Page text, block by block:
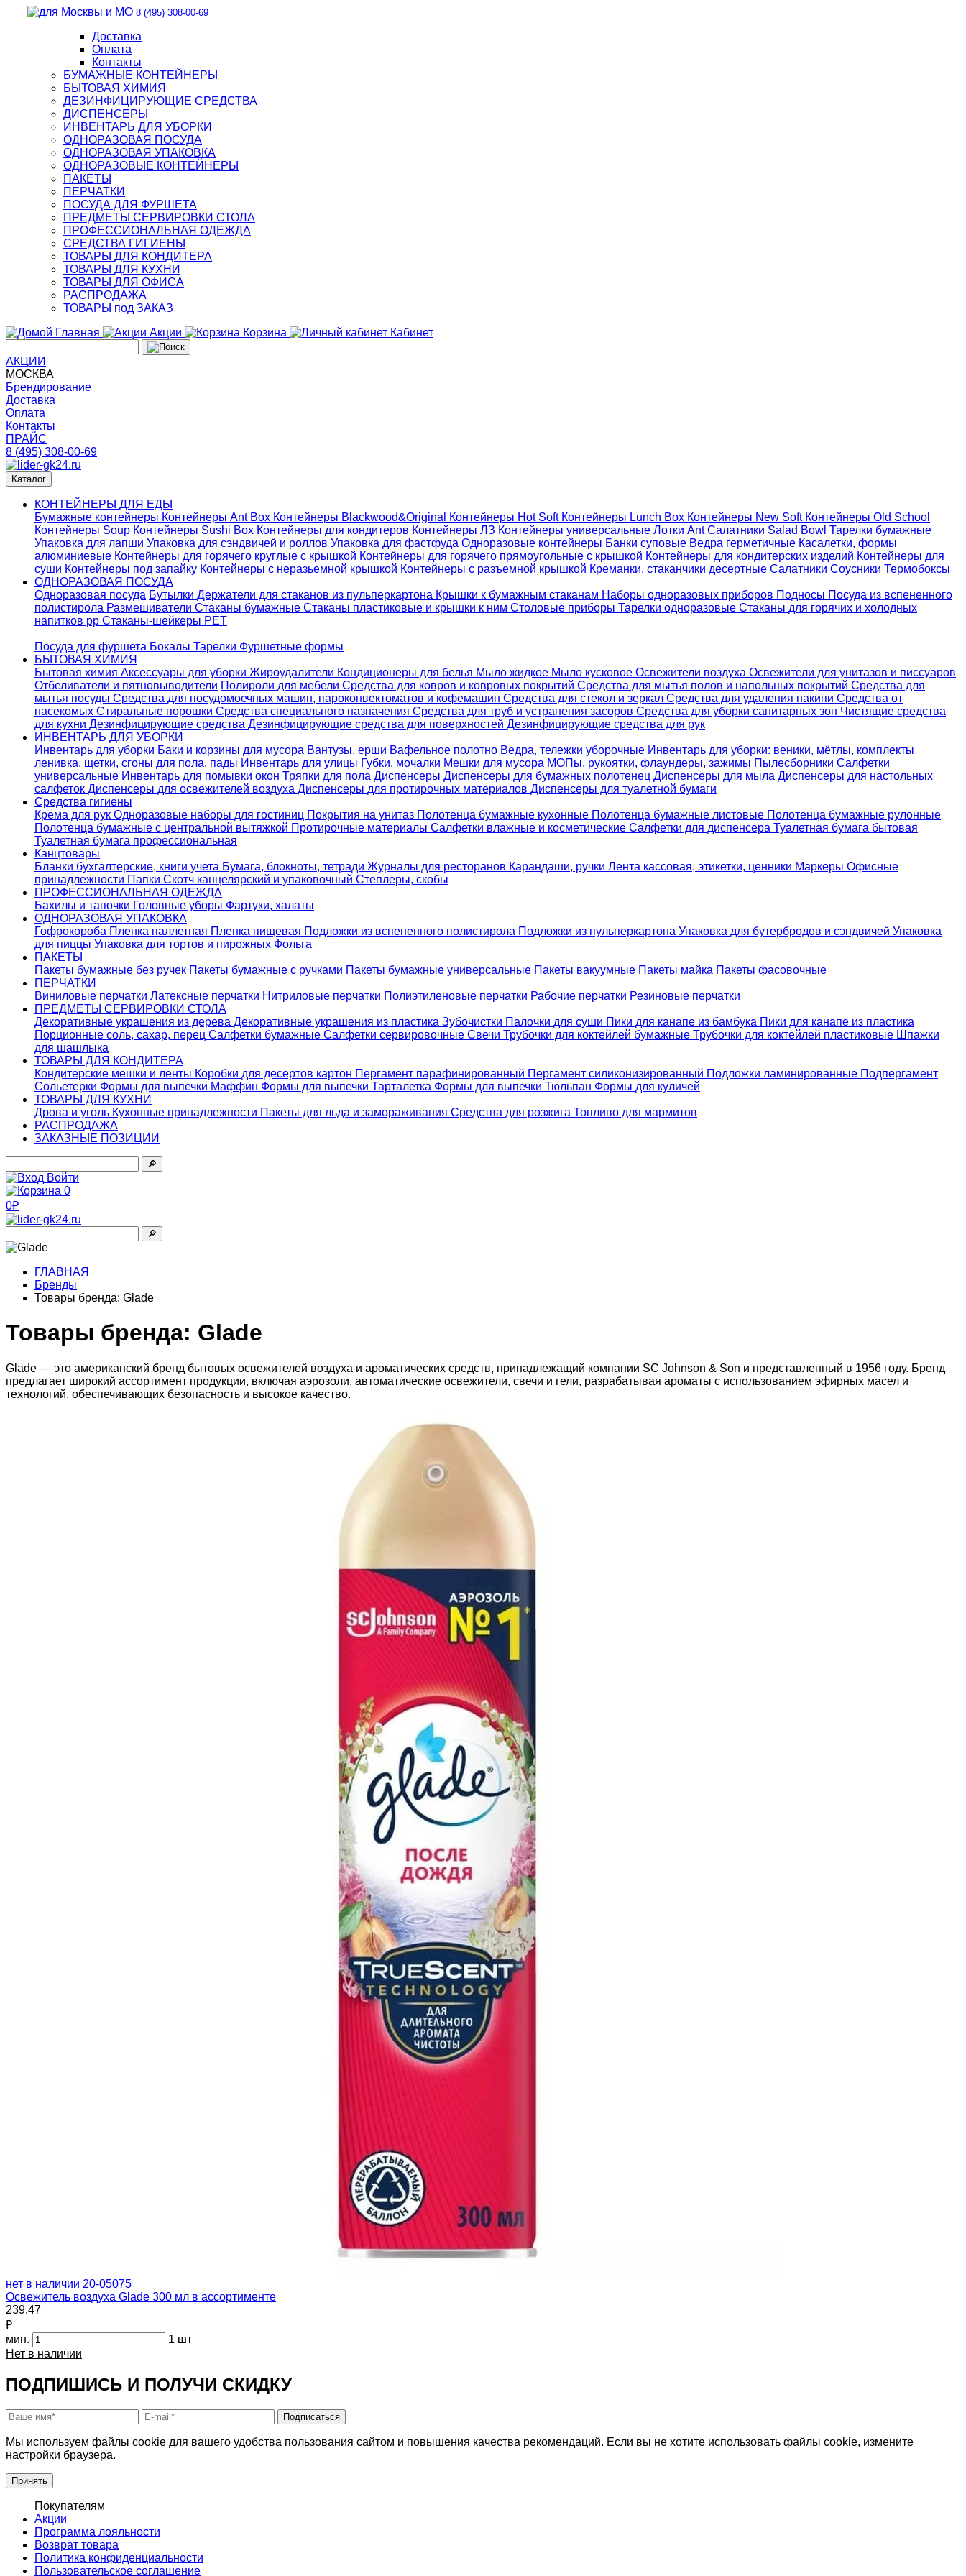
8 (495) 308-00-69
Доставка
Оплата
Контакты
БУМАЖНЫЕ КОНТЕЙНЕРЫ
БЫТОВАЯ ХИМИЯ
ДЕЗИНФИЦИРУЮЩИЕ СРЕДСТВА
ДИСПЕНСЕРЫ
ИНВЕНТАРЬ ДЛЯ УБОРКИ
ОДНОРАЗОВАЯ ПОСУДА
ОДНОРАЗОВАЯ УПАКОВКА
ОДНОРАЗОВЫЕ КОНТЕЙНЕРЫ
ПАКЕТЫ
ПЕРЧАТКИ
ПОСУДА ДЛЯ ФУРШЕТА
ПРЕДМЕТЫ СЕРВИРОВКИ СТОЛА
ПРОФЕССИОНАЛЬНАЯ ОДЕЖДА
СРЕДСТВА ГИГИЕНЫ
ТОВАРЫ ДЛЯ КОНДИТЕРА
ТОВАРЫ ДЛЯ КУХНИ
ТОВАРЫ ДЛЯ ОФИСА
РАСПРОДАЖА
ТОВАРЫ под ЗАКАЗ
Главная
Акции Корзина Кабинет
АКЦИИ
МОСКВА
Брендирование
Доставка
Оплата
Контакты
ПРАЙС
8 (495) 308-00-69
Каталог
КОНТЕЙНЕРЫ ДЛЯ ЕДЫ
Бумажные контейнеры Контейнеры Ant Box Контейнеры Blackwood&Original Контейнеры Hot Soft Контейнеры Lunch Box Контейнеры New Soft Контейнеры Old School
Контейнеры Soup Контейнеры Sushi Box Контейнеры для кондитеров Контейнеры ЛЗ Контейнеры универсальные Лотки AntСалатники Salad Bowl Тарелки бумажные
Упаковка для лапши Упаковка для сэндвичей и роллов Упаковка для фастфуда Одноразовые контейнеры Банки суповые Ведра герметичные Касалетки, формы
алюминиевые Контейнеры для горячего круглые с крышкой Контейнеры для горячего прямоугольные с крышкой Контейнеры для кондитерских изделий Контейнеры для
суши Контейнеры под запайку Контейнеры с неразьемной крышкой Контейнеры с разъемной крышкой Креманки, стаканчики десертные Салатники Соусники Термобоксы
ОДНОРАЗОВАЯ ПОСУДА
Одноразовая посуда Бутылки Держатели для стаканов из пульперкартона Крышки к бумажным стаканам Наборы одноразовых приборов Подносы Посуда из вспененного
полистирола Размешиватели Стаканы бумажные Стаканы пластиковые и крышки к ним Столовые приборы Тарелки одноразовые Стаканы для горячих и холодных
напитков pp Стаканы-шейкеры PET
Посуда для фуршета Бокалы Тарелки Фуршетные формы
БЫТОВАЯ ХИМИЯ
Бытовая химия Аксессуары для уборки Жироудалители Кондиционеры для белья Мыло жидкое Мыло кусковое Освежители воздуха Освежители для унитазов и писсуаров
Отбеливатели и пятновыводители Полироли для мебели Средства для ковров и ковровых покрытий Средства для мытья полов и напольных покрытий Средства для
мытья посуды Средства для посудомоечных машин, пароконвектоматов и кофемашин Средства для стекол и зеркал Средства для удаления накипи Средства от
насекомых Стиральные порошки Cредства специального назначения Средства для труб и устранения засоров Средства для уборки санитарных зон Чистящие средства
для кухни Дезинфицирующие средства Дезинфицирующие средства для поверхностей Дезинфицирующие средства для рук
ИНВЕНТАРЬ ДЛЯ УБОРКИ
Инвентарь для уборки Баки и корзины для мусора Вантузы, ерши Вафельное полотно Ведра, тележки уборочные Инвентарь для уборки: веники, мётлы, комплекты
ленивка, щетки, сгоны для пола, пады Инвентарь для улицы Губки, мочалки Мешки для мусора МОПы, рукоятки, флаундеры, зажимы Пылесборники Салфетки
универсальные Инвентарь для помывки окон Тряпки для пола Диспенсеры Диспенсеры для бумажных полотенец Диспенсеры для мыла Диспенсеры для настольных
салфеток Диспенсеры для освежителей воздуха Диспенсеры для протирочных материалов Диспенсеры для туалетной бумаги
Средства гигиены
Крема для рук Одноразовые наборы для гостиниц Покрытия на унитаз Полотенца бумажные кухонные Полотенца бумажные листовые Полотенца бумажные рулонные
Полотенца бумажные с центральной вытяжкой Протирочные материалы Салфетки влажные и косметические Салфетки для диспенсера Туалетная бумага бытовая
Туалетная бумага профессиональная
Канцтовары
Бланки бухгалтерские, книги учета Бумага, блокноты, тетради Журналы для ресторанов Карандаши, ручки Лента кассовая, этикетки, ценники Маркеры Офисные
принадлежности Папки Скотч канцелярский и упаковочный Степлеры, скобы
ПРОФЕССИОНАЛЬНАЯ ОДЕЖДА
Бахилы и тапочки Головные уборы Фартуки, халаты
ОДНОРАЗОВАЯ УПАКОВКА
Гофрокороба Пленка паллетная Пленка пищевая Подложки из вспененного полистирола Подложки из пульперкартона Упаковка для бутербродов и сэндвичей Упаковка
для пиццы Упаковка для тортов и пирожных Фольга
ПАКЕТЫ
Пакеты бумажные без ручек Пакеты бумажные с ручками Пакеты бумажные универсальные Пакеты вакуумные Пакеты майка Пакеты фасовочные
ПЕРЧАТКИ
Виниловые перчатки Латексные перчатки Нитриловые перчатки Полиэтиленовые перчатки Рабочие перчатки Резиновые перчатки
ПРЕДМЕТЫ СЕРВИРОВКИ СТОЛА
Декоративные украшения из дерева Декоративные украшения из пластика Зубочистки Палочки для суши Пики для канапе из бамбука Пики для канапе из пластика
Порционные соль, сахар, перец Салфетки бумажные Салфетки сервировочные Свечи Трубочки для коктейлей бумажные Трубочки для коктейлей пластиковые Шпажки
для шашлыка
ТОВАРЫ ДЛЯ КОНДИТЕРА
Кондитерские мешки и ленты Коробки для десертов картон Пергамент парафинированный Пергамент силиконизированный Подложки ламинированные Подпергамент
Сольетерки Формы для выпечки Маффин Формы для выпечки Тарталетка Формы для выпечки Тюльпан Формы для куличей
ТОВАРЫ ДЛЯ КУХНИ
Дрова и уголь Кухонные принадлежности Пакеты для льда и замораживания Средства для розжига Топливо для мармитов
РАСПРОДАЖА
ЗАКАЗНЫЕ ПОЗИЦИИ
🔎︎
Войти
0
0₽
🔎︎
ГЛАВНАЯ
Бренды
Товары бренда: Glade
Товары бренда: Glade
Glade — это американский бренд бытовых освежителей воздуха и ароматических средств, принадлежащий компании SC Johnson & Son и представленный в 1956 году. Бренд
предлагает широкий ассортимент продукции, включая аэрозоли, автоматические освежители, свечи и гели, разрабатывая ароматы с использованием эфирных масел и
технологий, обеспечивающих безопасность и высокое качество.
нет в наличии 20-05075
Освежитель воздуха Glade 300 мл в ассортименте
239.47
₽
мин.
1 шт
Нет в наличии
ПОДПИШИСЬ И ПОЛУЧИ СКИДКУ
Подписаться
Мы используем файлы cookie для вашего удобства пользования сайтом и повышения качества рекомендаций. Если вы не хотите использовать файлы cookie, измените
настройки браузера.
Принять
Покупателям
Акции
Программа лояльности
Возврат товара
Политика конфиденциальности
Пользовательское соглашение